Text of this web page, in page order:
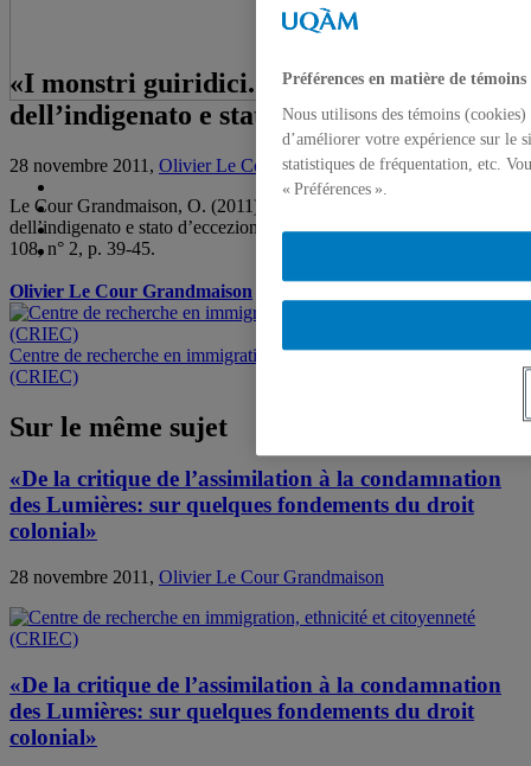
«I monstri guiridici. Codici
dell’indigenato e stato d’eccezione»
28 novembre 2011, Olivier Le Cour Grandmaison
Le Cour Grandmaison, O. (2011). «I monstri guiridici. Codici
dell’indigenato e stato d’eccezione»,Lettera internazionale, vol.
108, n° 2, p. 39-45.
Olivier Le Cour Grandmaison
Centre de recherche en immigration, ethnicité et citoyenneté
(CRIEC)
Sur le même sujet
«De la critique de l’assimilation à la condamnation
des Lumières: sur quelques fondements du droit
colonial»
28 novembre 2011, Olivier Le Cour Grandmaison
«De la critique de l’assimilation à la condamnation
des Lumières: sur quelques fondements du droit
colonial»
Préférences en matière de témoins
Nous utilisons des témoins
d’améliorer votre expérience sur le
statistiques de fréquentation, etc.
« Préférences ».